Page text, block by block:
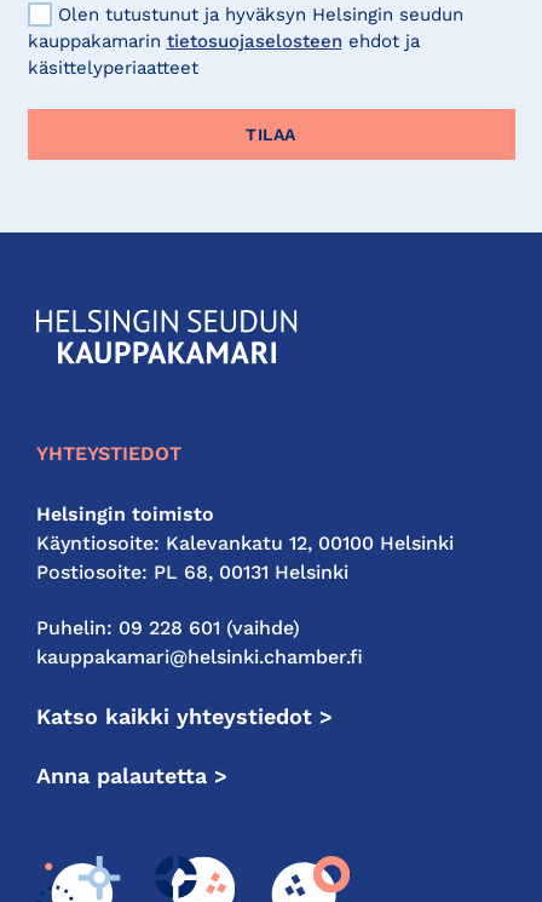
Olen tutustunut ja hyväksyn Helsingin seudun
kauppakamarin tietosuojaselosteen ehdot ja
käsittelyperiaatteet
KauppakamariHelsingin
seudun
YHTEYSTIEDOT
Helsingin toimisto
Käyntiosoite: Kalevankatu 12, 00100 Helsinki
Postiosoite: PL 68, 00131 Helsinki
Puhelin: 09 228 601 (vaihde)
kauppakamari@helsinki.chamber.fi
Katso kaikki yhteystiedot >
Anna palautetta >